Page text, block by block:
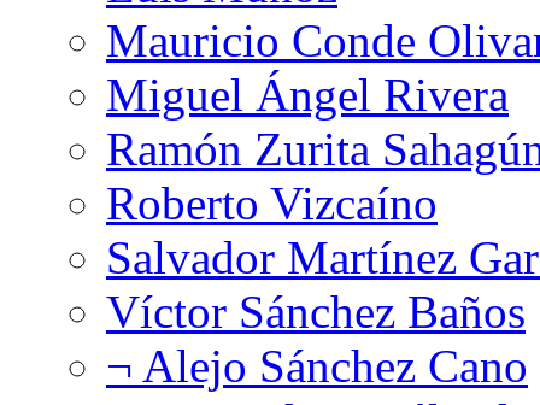
Mauricio Conde
Miguel Ángel Rivera
Ramón Zurita
Roberto Vizcaíno
Salvador Martínez
Víctor Sánchez Baños
¬ Alejo Sánchez Cano